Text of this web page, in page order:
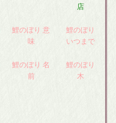
店
鯉のぼり 意
味
鯉のぼり
いつまで
鯉のぼり 名
前
鯉のぼり
木